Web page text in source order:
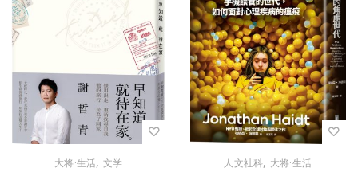
大将·生活, 文学 人文社科, 大将·生活